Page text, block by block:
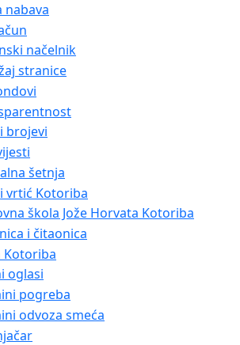
nabava
načelnik
stranice
brojevi
šetnja
vrtić Kotoriba
škola Jože Horvata Kotoriba
i čitaonica
Kotoriba
oglasi
pogreba
odvoza smeća